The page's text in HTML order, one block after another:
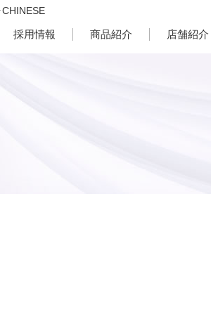
CHINESE
採用情報 商品紹介 店舗紹介